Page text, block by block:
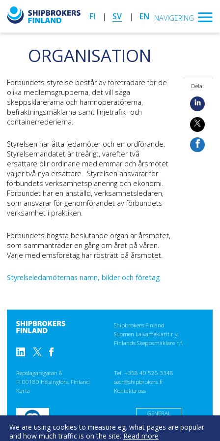
FI SV EN NAVIGERING
ORGANISATION
Förbundets styrelse består av företrädare för de
olika medlemsgrupperna, det vill säga
skeppsklarerarna och hamnoperatörerna,
befraktningsmäklarna samt linjetrafik- och
containerrederierna.
Styrelsen har åtta ledamöter och en ordförande.
Styrelsemandatet är treårigt, varefter två
ersättare blir ordinarie medlemmar och årsmötet
väljer två nya ersättare. Styrelsen ansvarar för
förbundets verksamhetsplanering och ekonomi.
Förbundet har en anställd, verksamhetsledaren,
som ansvarar för genomförandet av förbundets
verksamhet i praktiken.
Förbundets högsta beslutande organ är årsmötet,
som sammanträder en gång om året på våren.
Varje medlemsföretag har rösträtt på årsmötet.
Styrelseledamöternas namn, bilder och företag
Dela:
Shipbrokers Finland
Suomen Laivameklarit r.y.
Finlands Skeppsmäklare r.f.
Repslagaregatan 8
FI 00180 Helsingfors, Finland
Karta
Tel. +358 40 526 3348
secr@shipbrokers.fi
Kontakta oss
GENERAL
Evästeseloste
We are using cookies to measure eg. what pages are popular
and how much traffic is on the site. Read more